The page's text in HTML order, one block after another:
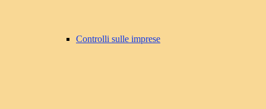
Controlli sulle imprese